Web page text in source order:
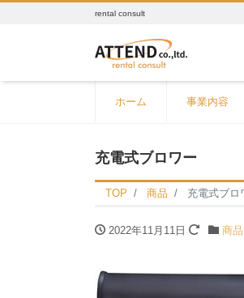
rental consult
ホーム 事業内容
充電式ブロワー
TOP 商品 充電式ブロ
2022年11月11日 商品